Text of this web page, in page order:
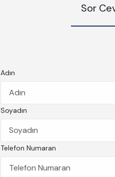
Sor
Adın
Soyadın
Telefon Numaran